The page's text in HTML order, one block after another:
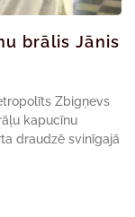
brālis Jānis
Zbigņevs
kapucīnu
draudzē svinīgajā